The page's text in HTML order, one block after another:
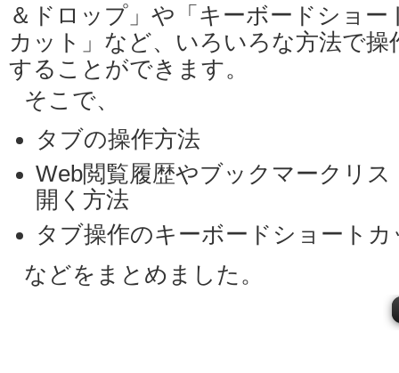
＆ドロップ」や「キーボードショー
カット」など、いろいろな方法で操
することができます。
そこで、
タブの操作方法
Web閲覧履歴やブックマークリ
開く方法
タブ操作のキーボードショートカ
などをまとめました。